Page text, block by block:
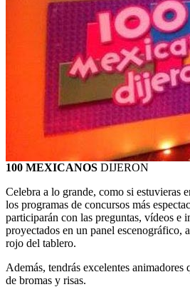
100 MEXICANOS DIJERON
Celebra a lo grande, como si estuvieras
los programas de concursos más
participarán con las preguntas, vídeos e
proyectados en un panel escenográfico,
rojo del tablero.
Además, tendrás excelentes
de bromas y risas.